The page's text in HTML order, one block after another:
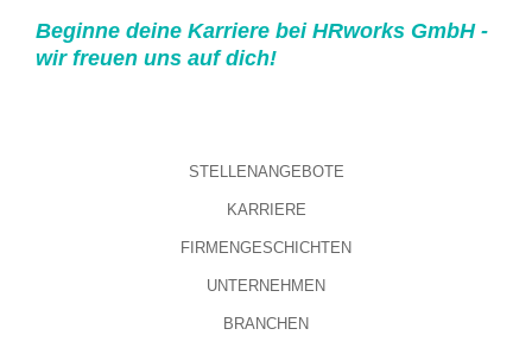
Beginne deine Karriere bei HRworks GmbH -
wir freuen uns auf dich!
STELLENANGEBOTE
KARRIERE
FIRMENGESCHICHTEN
UNTERNEHMEN
BRANCHEN